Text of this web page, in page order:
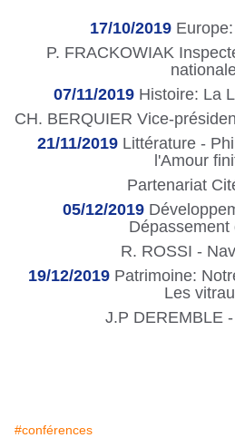
17/10/2019
P. FRACKOWIAK
07/11/2019Histoire: La
CH. BERQUIER Vice-
21/11/2019 Littérature -
l'Amour
Partenariat
05/12/2019
Dépassement
R. ROSSI -
19/12/2019 Patrimoine:
Les
J.P DEREMBLE
#conférences